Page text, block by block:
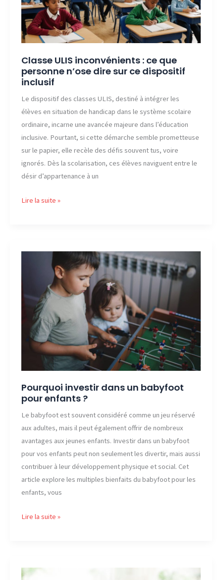
simplement
aux
parents
Classe ULIS inconvénients : ce que
personne n’ose dire sur ce dispositif
inclusif
Le dispositif des classes ULIS, destiné à intégrer les
élèves en situation de handicap dans le système scolaire
ordinaire, incarne une avancée majeure dans l’éducation
inclusive. Pourtant, si cette démarche semble prometteuse
sur le papier, elle recèle des défis souvent tus, voire
ignorés. Dès la scolarisation, ces élèves naviguent entre le
désir d’appartenance à un
Classe
ce
dispositif
inclusif
Lire la suite »
Pourquoi investir dans un babyfoot
pour enfants ?
Le babyfoot est souvent considéré comme un jeu réservé
aux adultes, mais il peut également offrir de nombreux
avantages aux jeunes enfants. Investir dans un babyfoot
pour vos enfants peut non seulement les divertir, mais aussi
contribuer à leur développement physique et social. Cet
article explore les multiples bienfaits du babyfoot pour les
enfants, vous
Pourquoi
babyfoot
Lire la suite »